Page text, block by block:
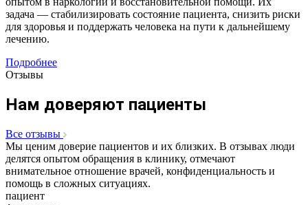
задача — стабилизировать состояние пациента, снизить риски
для здоровья и поддержать человека на пути к дальнейшему
лечению.
Подробнее
Отзывы
Нам доверяют пациенты
Все отзывы
Мы ценим доверие пациентов и их близких. В отзывах люди
делятся опытом обращения в клинику, отмечают
внимательное отношение врачей, конфиденциальность и
помощь в сложных ситуациях.
пациент